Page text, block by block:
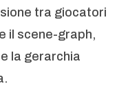
tra giocatori
il scene-graph,
la gerarchia